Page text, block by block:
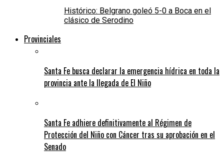
Histórico: Belgrano goleó 5-0 a Boca en el
clásico de Serodino
Provinciales
Santa Fe busca declarar la emergencia hídrica en toda la
provincia ante la llegada de El Niño
Santa Fe adhiere definitivamente al Régimen de
Protección del Niño con Cáncer tras su aprobación en el
Senado